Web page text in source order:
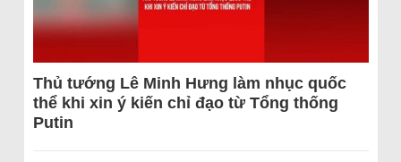
Thủ tướng Lê Minh Hưng làm nhục quốc
thể khi xin ý kiến chỉ đạo từ Tổng thống
Putin